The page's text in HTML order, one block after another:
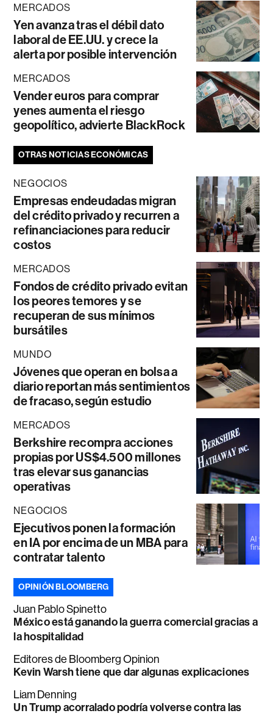
MERCADOS
Yen avanza tras el débil dato
laboral de EE.UU. y crece la
alerta por posible intervención
MERCADOS
Vender euros para comprar
yenes aumenta el riesgo
geopolítico, advierte BlackRock
OTRAS NOTICIAS ECONÓMICAS
NEGOCIOS
Empresas endeudadas migran
del crédito privado y recurren a
refinanciaciones para reducir
costos
MERCADOS
Fondos de crédito privado evitan
los peores temores y se
recuperan de sus mínimos
bursátiles
MUNDO
Jóvenes que operan en bolsa a
diario reportan más sentimientos
de fracaso, según estudio
MERCADOS
Berkshire recompra acciones
propias por US$4.500 millones
tras elevar sus ganancias
operativas
NEGOCIOS
Ejecutivos ponen la formación
en IA por encima de un MBA para
contratar talento
OPINIÓN BLOOMBERG
Juan Pablo Spinetto
México está ganando la guerra comercial gracias a
la hospitalidad
Editores de Bloomberg Opinion
Kevin Warsh tiene que dar algunas explicaciones
Liam Denning
Un Trump acorralado podría volverse contra las